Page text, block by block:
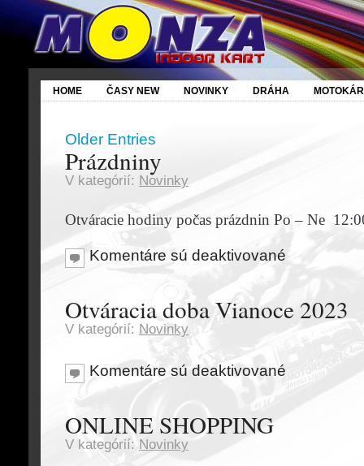
HOME ČASY NEW NOVINKY DRÁHA
Older Entries
Prázdniny
V kategórií: Novinky
Otváracie hodiny počas prázdnin Po – Ne
Komentáre sú deaktivované
Otváracia doba Vianoce 2023
V kategórií: Novinky
Komentáre sú deaktivované
ONLINE SHOPPING
V kategórií: Novinky